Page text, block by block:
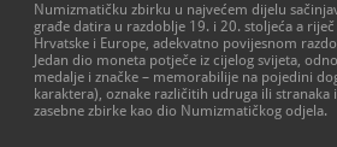
Numizmatičku zbirku u najvećem dijelu
građe datira u razdoblje 19. i 20. stoljeća a
Hrvatske i Europe, adekvatno povijesnom
Jedan dio moneta potječe iz cijelog svijeta,
medalje i značke – memorabilije na pojedini
karaktera), oznake različitih udruga ili
zasebne zbirke kao dio Numizmatičkog odjela.